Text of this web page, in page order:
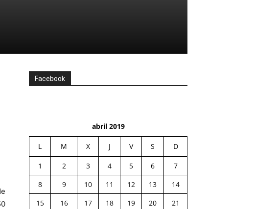
Facebook
abril 2019
L M X J V S D
1 2 3 4 5 6
7
8
9 10 11 12 13
14
15
16 17 18 19 20
21